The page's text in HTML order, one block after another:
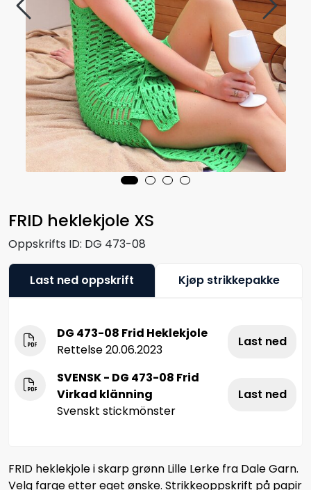
FRID heklekjole XS
Oppskrifts ID: DG 473-08
Last ned oppskrift Kjøp strikkepakke
DG 473-08 Frid Heklekjole
Rettelse 20.06.2023
Last ned
SVENSK - DG 473-08 Frid
Virkad klänning
Svenskt stickmönster
Last ned
FRID heklekjole i skarp grønn Lille Lerke fra Dale Garn.
Velg farge etter eget ønske. Strikkeoppskrift på papir